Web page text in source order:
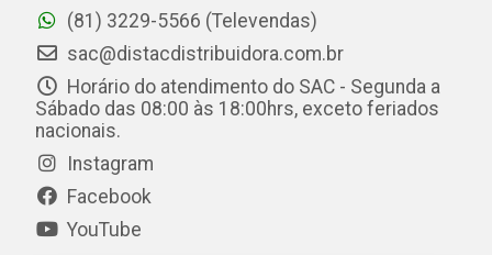
(81) 3229-5566 (Televendas)
sac@distacdistribuidora.com.br
Horário do atendimento do SAC - Segunda a
Sábado das 08:00 às 18:00hrs, exceto feriados
nacionais.
Instagram
Facebook
YouTube